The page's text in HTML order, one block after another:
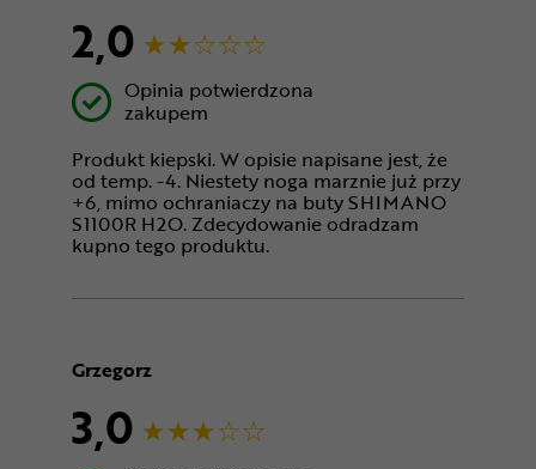
2,0
Opinia potwierdzona
zakupem
Produkt kiepski. W opisie napisane jest, że
od temp. -4. Niestety noga marznie już przy
+6, mimo ochraniaczy na buty SHIMANO
S1100R H2O. Zdecydowanie odradzam
kupno tego produktu.
Grzegorz
3,0